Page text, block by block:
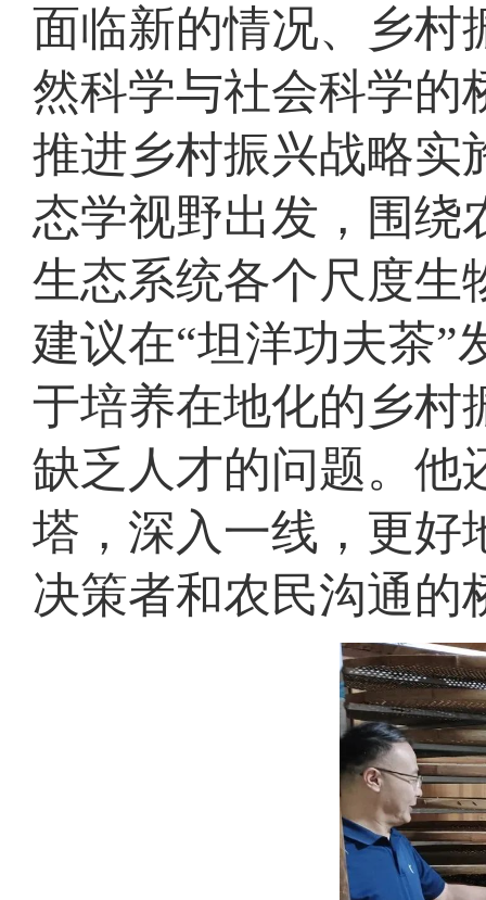
面临新的情况、乡村
然科学与社会科学的
推进乡村振兴战略实
态学视野出发，围绕
生态系统各个尺度生
建议在“坦洋功夫茶”
于培养在地化的乡村
缺乏人才的问题。他
塔，深入一线，更好
决策者和农民沟通的